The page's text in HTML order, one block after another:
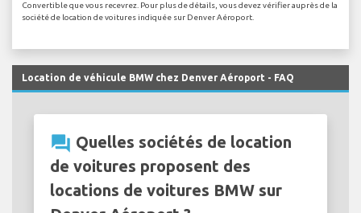
Convertible que vous recevrez. Pour plus de détails, vous devez vérifier auprès de la
société de location de voitures indiquée sur Denver Aéroport.
Location de véhicule BMW chez Denver Aéroport - FAQ
question_answer Quelles sociétés de location
de voitures proposent des
locations de voitures BMW sur